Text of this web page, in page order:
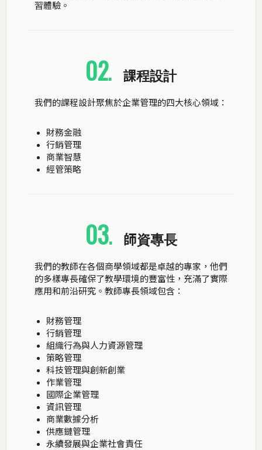
習體驗。
02. 課程設計
我們的課程設計聚焦於企業管理的四大核心領域：
財務金融
行銷管理
商業智慧
經管策略
03. 師資專長
我們的教師在各個商學領域都是卓越的專家，他們
的多樣專長確保了教學環境的豐富性，充滿了實際
應用和前沿研究。教師專長領域包含： ­
財務管理
行銷管理
組織行為與人力資源管理
策略管理
科技管理與創新創業
作業管理
國際企業管理
資訊管理
商業數據分析
供應鏈管理
永續發展與企業社會責任